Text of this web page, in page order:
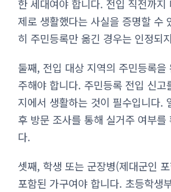
한 세대여야 합니다. 전입 직전까지
제로 생활했다는 사실을 증명할 수
히 주민등록만 옮긴 경우는 인정되
둘째, 전입 대상 지역의 주민등록을
주해야 합니다. 주민등록 전입 신고
지에서 생활하는 것이 필수입니다.
후 방문 조사를 통해 실거주 여부를
다.
셋째, 학생 또는 군장병(제대군인
포함된 가구여야 합니다. 초등학생